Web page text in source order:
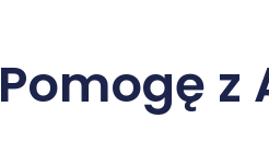
Pomogę z